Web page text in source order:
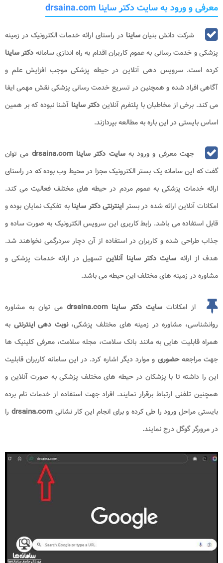
معرفی و ورود به سایت دکتر ساینا drsaina.com
شرکت دانش بنیانساینادر راستای ارائه خدمات الکترونیک در زمینه
پزشکی و خدمت رسانی به عموم کاربران اقدام به راه اندازی سامانه دکتر ساینا
کرده است. سرویس دهی آنلاین در حیطه پزشکی موجب افزایش علم و
آگاهی افراد شده و همچنین در تسریع خدمت رسانی پزشکی نقش مهمی ایفا
می کند. برخی از مخاطبان با پلتفرم آنلاین دکتر ساینا آشنا نبوده که بر همین
اساس بایستی در این باره به مطالعه بپردازند.
جهت معرفی و ورود بهسایت دکتر ساینا drsaina.com
می توان
گفت که این سامانه یک بستر الکترونیک مجزا در محیط وب بوده که در راستای
ارائه خدمات پزشکی به عموم مردم در حیطه های مختلف فعالیت می کند.
امکانات آنلاین ارائه شده در بستر اینترنتی دکتر ساینابه تفکیک نمایان بوده و
قابل استفاده می باشد. رابط کاربری این سرویس الکترونیک به صورت ساده و
جذاب طراحی شده و کاربران در استفاده از آن دچار سردرگمی نخواهند شد.
هدف از ارائه سایت دکتر ساینا آنلاین تسهیل در ارائه خدمات پزشکی و
مشاوره در زمینه های مختلف این حیطه می باشد.
از امکانات سایت دکتر ساینا drsaina.com
می توان به مشاوره
روانشناسی، مشاوره در زمینه های مختلف پزشکی،نوبت دهی اینترنتی به
همراه قابلیت هایی به مانند بانک سلامت، مجله سلامت، معرفی کلینیک ها
جهت مراجعهحضوری و موارد دیگر اشاره کرد. در این سامانه کاربران قابلیت
این را داشته تا با پزشکان در حیطه های مختلف پزشکی به صورت آنلاین و
همچنین تلفنی ارتباط برقرار نمایند. افراد جهت استفاده از خدمات نام برده
بایستی مراحل ورود را طی کرده و برای انجام این کار نشانی drsaina.com
را
در مرورگر گوگل درج نمایند.